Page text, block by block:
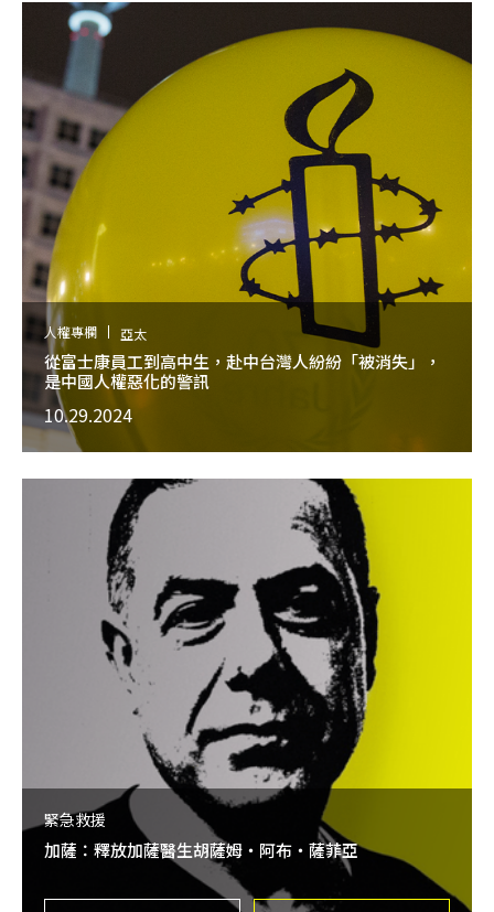
人權專欄 亞太
從富士康員工到高中生，赴中台灣人紛紛「被消失」，
是中國人權惡化的警訊
10.29.2024
緊急救援
加薩：釋放加薩醫生胡薩姆・阿布・薩菲亞